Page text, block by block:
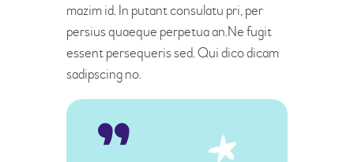
mazim id. In putant consulatu pri, per
persius quaeque perpetua an.Ne fugit
essent persequeris sed. Qui dico dicam
sadipscing no.